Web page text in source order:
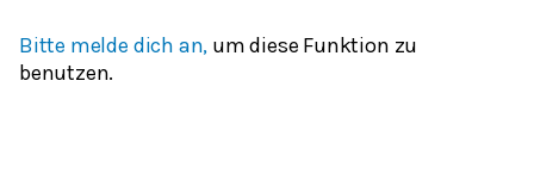
Bitte melde dich an, um diese Funktion zu
benutzen.